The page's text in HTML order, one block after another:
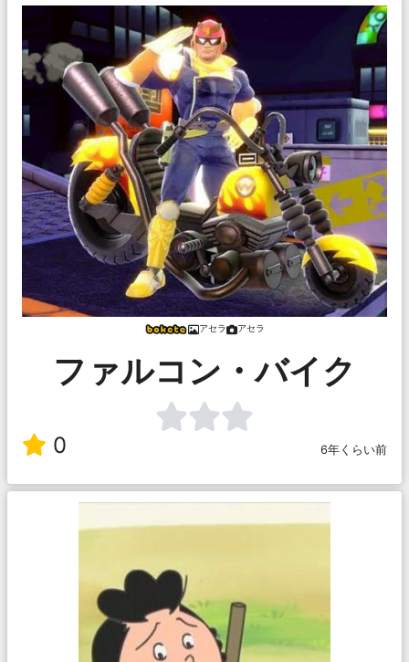
アセラ アセラ
ファルコン・バイク
0 6年くらい前